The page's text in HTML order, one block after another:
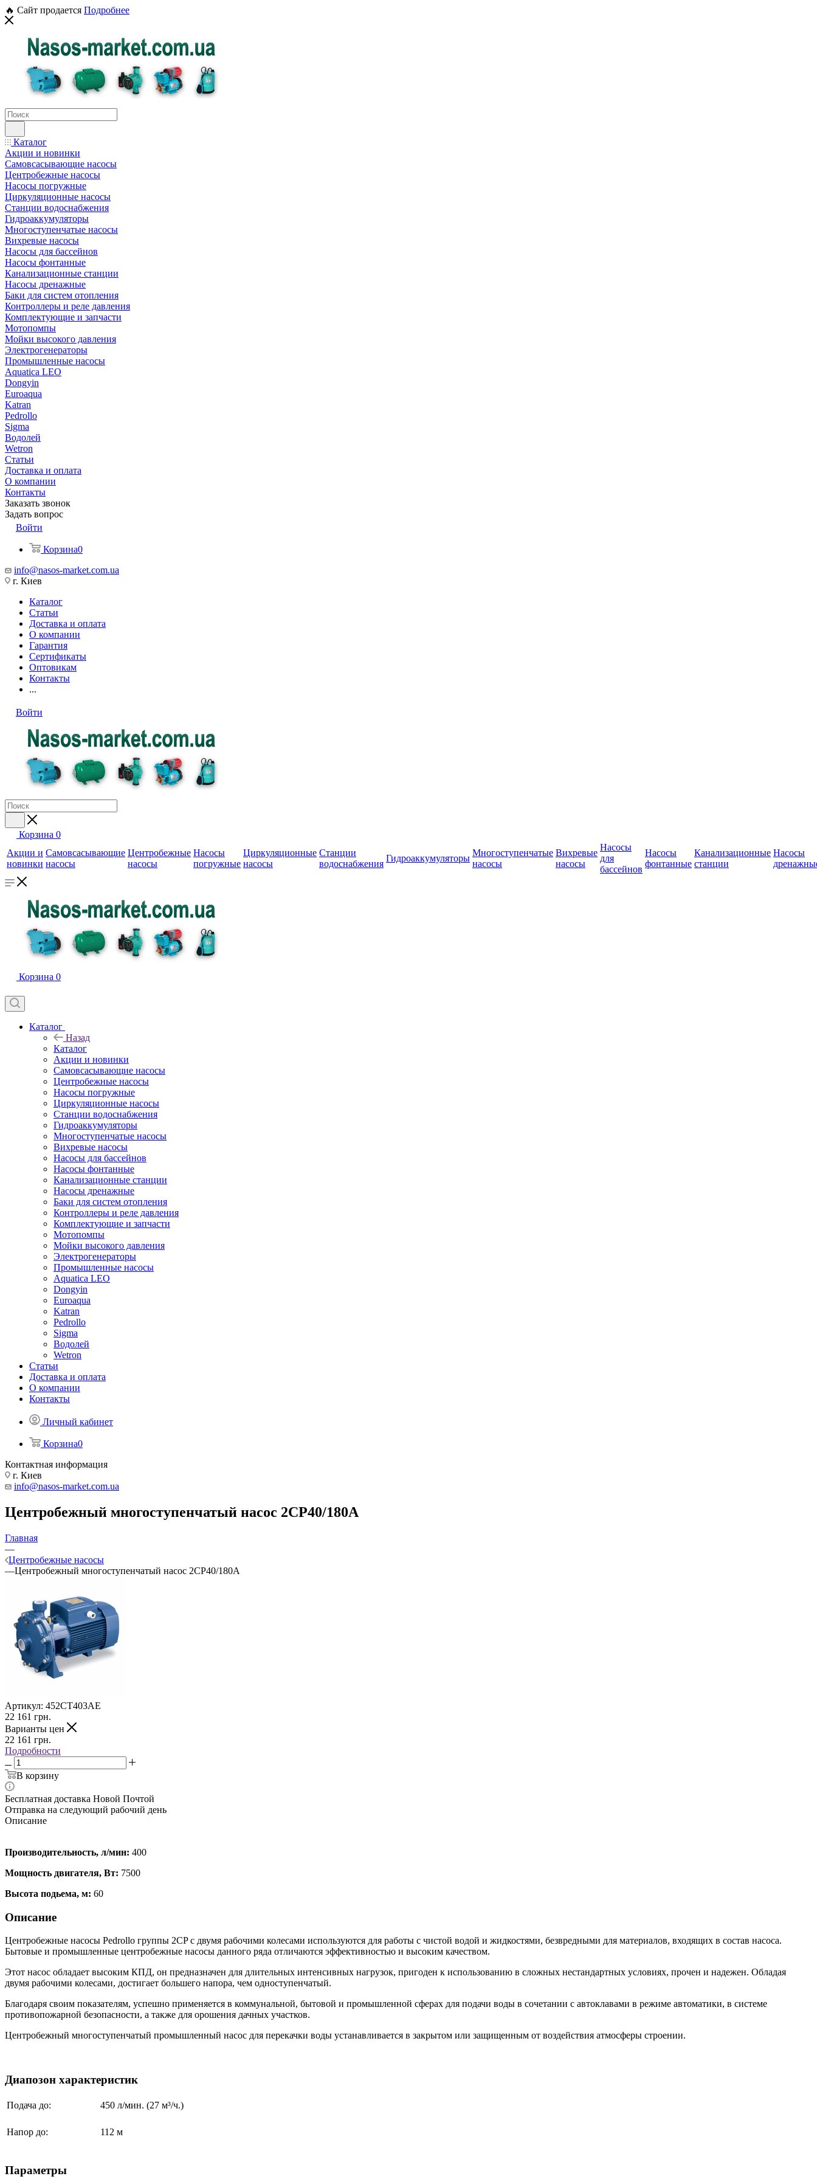
🔥 Сайт продается Подробнее
Каталог
Акции и новинки
Самовсасывающие насосы
Центробежные насосы
Насосы погружные
Циркуляционные насосы
Станции водоснабжения
Гидроаккумуляторы
Многоступенчатые насосы
Вихревые насосы
Насосы для бассейнов
Насосы фонтанные
Канализационные станции
Насосы дренажные
Баки для систем отопления
Контроллеры и реле давления
Комплектующие и запчасти
Мотопомпы
Мойки высокого давления
Электрогенераторы
Промышленные насосы
Aquatica LEO
Dongyin
Euroaqua
Katran
Pedrollo
Sigma
Водолей
Wetron
Статьи
Доставка и оплата
О компании
Контакты
Заказать звонок
Задать вопрос
Войти
Корзина0
info@nasos-market.com.ua
г. Киев
Каталог
Статьи
Доставка и оплата
О компании
Гарантия
Сертификаты
Оптовикам
Контакты
...
Войти
Корзина 0
Акции и
новинки
Самовсасывающие
насосы
Центробежные
насосы
Насосы
погружные
Циркуляционные
насосы
Станции
водоснабжения
Гидроаккумуляторы
Многоступенчатые
насосы
Вихревые
насосы
Насосы
для
бассейнов
Насосы
фонтанные
Канализационные
станции
Насосы
Корзина 0
Каталог
Назад
Каталог
Акции и новинки
Самовсасывающие насосы
Центробежные насосы
Насосы погружные
Циркуляционные насосы
Станции водоснабжения
Гидроаккумуляторы
Многоступенчатые насосы
Вихревые насосы
Насосы для бассейнов
Насосы фонтанные
Канализационные станции
Насосы дренажные
Баки для систем отопления
Контроллеры и реле давления
Комплектующие и запчасти
Мотопомпы
Мойки высокого давления
Электрогенераторы
Промышленные насосы
Aquatica LEO
Dongyin
Euroaqua
Katran
Pedrollo
Sigma
Водолей
Wetron
Статьи
Доставка и оплата
О компании
Контакты
Личный кабинет
Корзина0
Контактная информация
г. Киев
info@nasos-market.com.ua
Центробежный многоступенчатый насос 2CP40/180A
Главная
—
Центробежные насосы
—Центробежный многоступенчатый насос 2CP40/180A
Артикул: 452CT403AE
22 161 грн.
Варианты цен
22 161 грн.
Подробности
В корзину
Бесплатная доставка Новой Почтой
Отправка на следующий рабочий день
Описание
Производительность, л/мин: 400
Мощность двигателя, Вт: 7500
Высота подьема, м: 60
Описание
Центробежные насосы Pedrollo группы 2CP с двумя рабочими колесами используются для работы с чистой водой и жидкостями, безвредными для материалов, входящих в состав насоса.
Бытовые и промышленные центробежные насосы данного ряда отличаются эффективностью и высоким качеством.
Этот насос обладает высоким КПД, он предназначен для длительных интенсивных нагрузок, пригоден к использованию в сложных нестандартных условиях, прочен и надежен. Обладая
двумя рабочими колесами, достигает большего напора, чем одноступенчатый.
Благодаря своим показателям, успешно применяется в коммунальной, бытовой и промышленной сферах для подачи воды в сочетании с автоклавами в режиме автоматики, в системе
противопожарной безопасности, а также для орошения дачных участков.
Центробежный многоступенчатый промышленный насос для перекачки воды устанавливается в закрытом или защищенным от воздействия атмосферы строении.
Диапозон характеристик
Подача до: 450 л/мин. (27 м³/ч.)
Напор до: 112 м
Параметры